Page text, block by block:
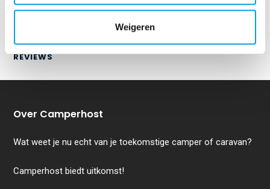
Weigeren
REVIEWS
Over Camperhost
Wat weet je nu echt van je toekomstige camper of caravan?
Camperhost biedt uitkomst!